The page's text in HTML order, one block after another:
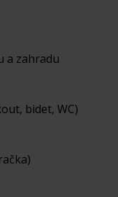
a zahradu
bidet, WC)